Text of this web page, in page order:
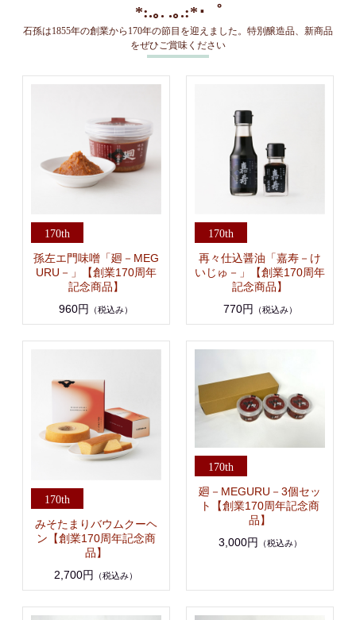
*:.｡. .｡.:*･゜
石孫は1855年の創業から170年の節目を迎えました。特別醸造品、新商品
をぜひご賞味ください
孫左エ門味噌「廻－MEG
URU－」【創業170周年
記念商品】
960円
（税込み）
再々仕込醤油「嘉寿－け
いじゅ－」【創業170周年
記念商品】
770円
（税込み）
みそたまりバウムクーヘ
ン【創業170周年記念商
品】
2,700円
（税込み）
廻－MEGURU－3個セッ
ト【創業170周年記念商
品】
3,000円 （税込み）